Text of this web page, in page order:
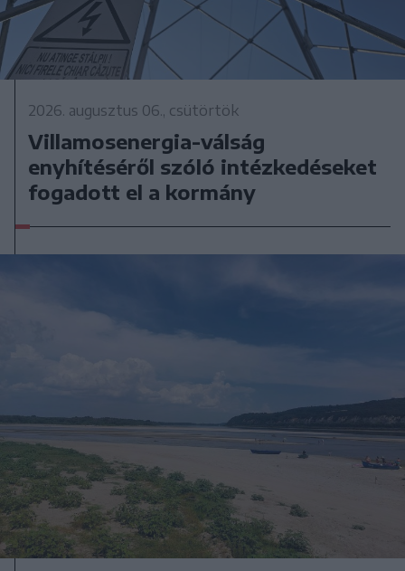
2026. augusztus 06., csütörtök
Villamosenergia-válság
enyhítéséről szóló intézkedéseket
fogadott el a kormány